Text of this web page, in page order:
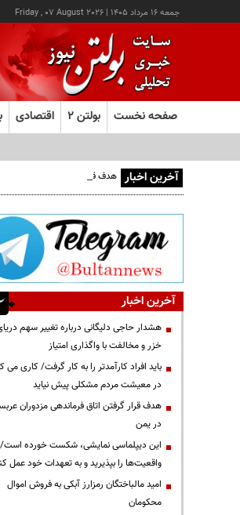
جمعه ۱۶ مرداد ۱۴۰۵ |
Friday , 07 August 2026
صفحه نخست بولتن ۲ اقتصادی
آخرین اخبار هدف قرار گرفتن اتاق‌ فرماندهی
آخرین اخبار
هشدار حاجی دلیگانی درباره تغییر سهم
خزر و مخالفت با واگذاری امتیاز
باید افراد کارآمدتر را به کار گرفت/ کاری می
در معیشت مردم مشکلی پیش نیاید
هدف قرار گرفتن اتاق‌ فرماندهی مزدوران
در یمن
این دیپلماسی نمایشی، شکست خورده است/
واقعیت‌ها را بپذیرید و به تعهدات خود عمل
امید مالباختگان رمزارز آبکی به فروش اموال
محکومان